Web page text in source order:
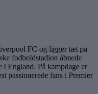
FC og ligger tæt på
fodboldstadion åbnede
i England. På kampdage er
passionerede fans i Premier